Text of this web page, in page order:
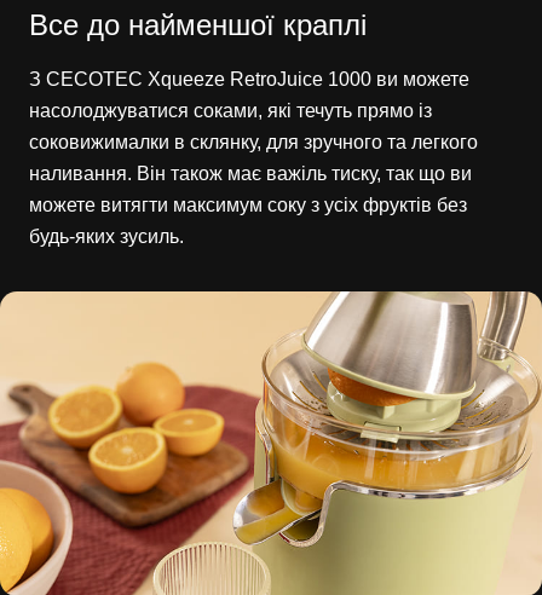
Все до найменшої краплі
З CECOTEC Xqueeze RetroJuice 1000 ви можете
насолоджуватися соками, які течуть прямо із
соковижималки в склянку, для зручного та легкого
наливання. Він також має важіль тиску, так що ви
можете витягти максимум соку з усіх фруктів без
будь-яких зусиль.